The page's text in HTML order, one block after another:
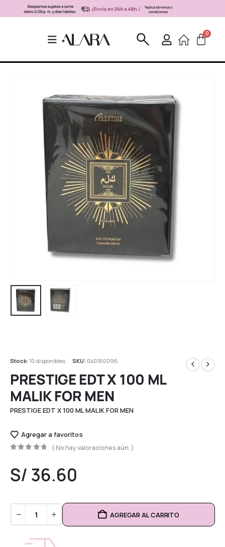
Stock: 10 disponibles SKU: 040160096
PRESTIGE EDT X 100 ML
MALIK FOR MEN
PRESTIGE EDT X 100 ML MALIK FOR MEN
Agregar a favoritos
( No hay valoraciones aún. )
S/ 36.60
AGREGAR AL CARRITO